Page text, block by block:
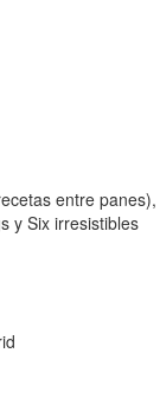
entre panes),
y Six irresistibles